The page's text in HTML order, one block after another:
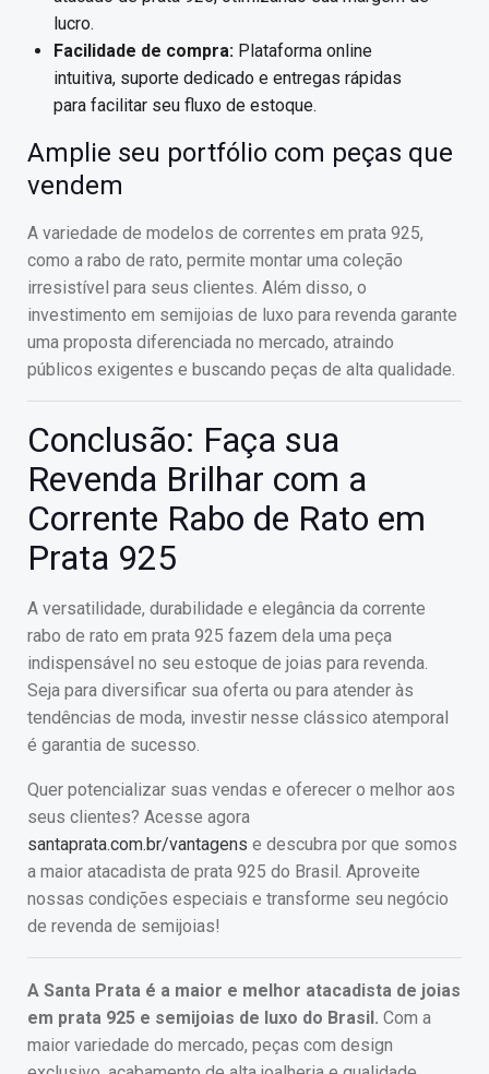
lucro.
Facilidade de compra: Plataforma online
intuitiva, suporte dedicado e entregas rápidas
para facilitar seu fluxo de estoque.
Amplie seu portfólio com peças que
vendem
A variedade de modelos de correntes em prata 925,
como a rabo de rato, permite montar uma coleção
irresistível para seus clientes. Além disso, o
investimento em semijoias de luxo para revenda garante
uma proposta diferenciada no mercado, atraindo
públicos exigentes e buscando peças de alta qualidade.
Conclusão: Faça sua
Revenda Brilhar com a
Corrente Rabo de Rato em
Prata 925
A versatilidade, durabilidade e elegância da corrente
rabo de rato em prata 925 fazem dela uma peça
indispensável no seu estoque de joias para revenda.
Seja para diversificar sua oferta ou para atender às
tendências de moda, investir nesse clássico atemporal
é garantia de sucesso.
Quer potencializar suas vendas e oferecer o melhor aos
seus clientes? Acesse agora
santaprata.com.br/vantagens e descubra por que somos
a maior atacadista de prata 925 do Brasil. Aproveite
nossas condições especiais e transforme seu negócio
de revenda de semijoias!
A Santa Prata é a maior e melhor atacadista de joias
em prata 925 e semijoias de luxo do Brasil. Com a
maior variedade do mercado, peças com design